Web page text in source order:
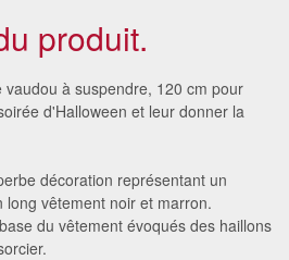
produit.
à suspendre, 120 cm pour
d'Halloween et leur donner la
décoration représentant un
vêtement noir et marron.
du vêtement évoqués des haillons